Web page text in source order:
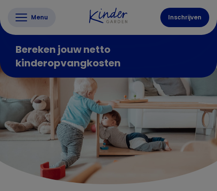
Menu Inschrijven
Bereken jouw netto
kinderopvangkosten